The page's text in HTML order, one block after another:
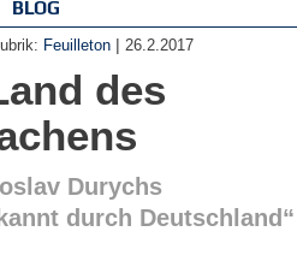
BLOG
Feuilleton | 26.2.2017
des
Durychs
durch Deutschland“